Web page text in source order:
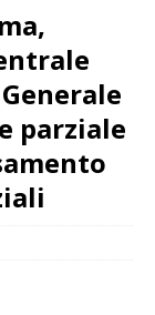
parziale